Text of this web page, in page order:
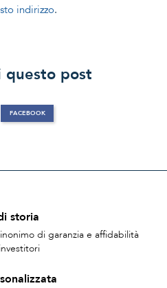
indirizzo.
questo post
FACEBOOK
storia
di garanzia e affidabilità